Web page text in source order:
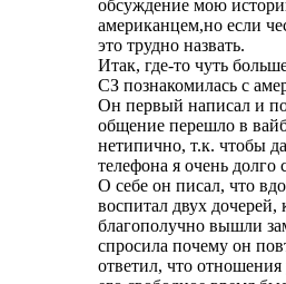
обсуждение мою
американцем,но если
это трудно назвать.
Итак, где-то чуть
СЗ познакомилась с
Он первый написал и
общение перешло в
нетипично, т.к. чтобы
телефона я очень долго
О себе он писал, что
воспитал двух дочерей,
благополучно вышли
спросила почему он
ответил, что